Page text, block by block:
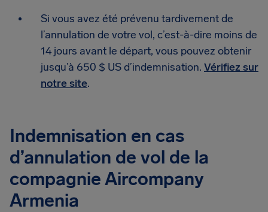
Si vous avez été prévenu tardivement de
l’annulation de votre vol, c’est-à-dire moins de
14 jours avant le départ, vous pouvez obtenir
jusqu’à 650 $ US d’indemnisation. Vérifiez sur
notre site.
Indemnisation en cas
d’annulation de vol de la
compagnie Aircompany
Armenia